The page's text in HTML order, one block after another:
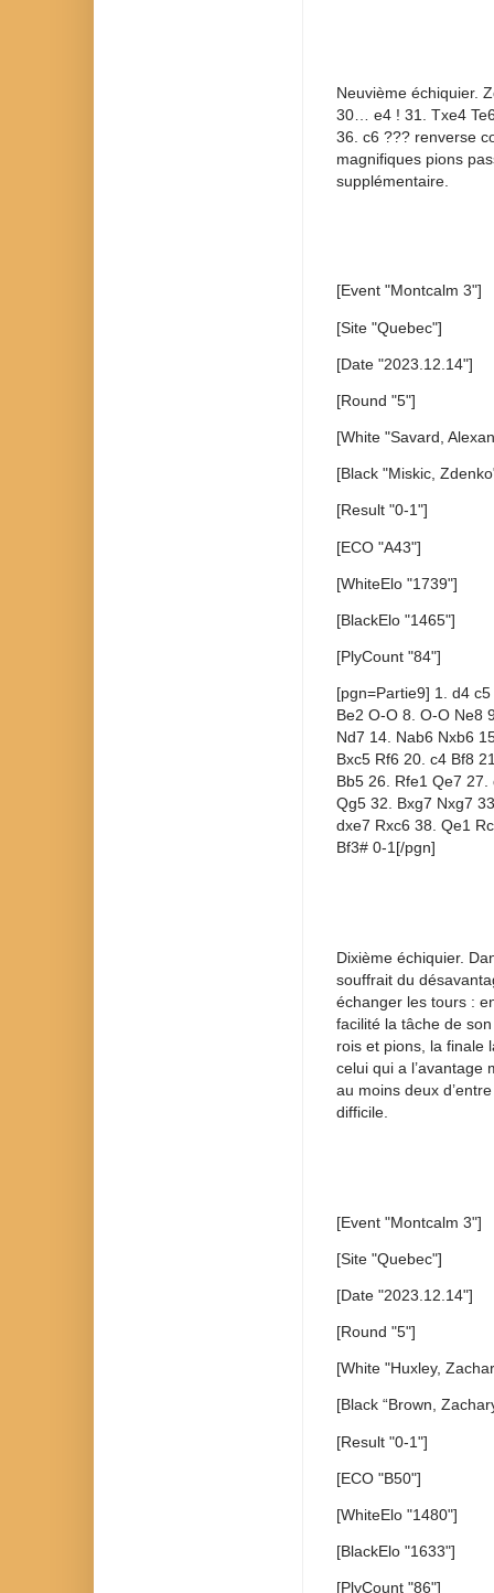
Neuvième échiquier.
30… e4 ! 31. Txe4
36. c6 ??? renverse
magnifiques pions
supplémentaire.
[Event "Montcalm 3"]
[Site "Quebec"]
[Date "2023.12.14"]
[Round "5"]
[White "Savard,
[Black "Miskic,
[Result "0-1"]
[ECO "A43"]
[WhiteElo "1739"]
[BlackElo "1465"]
[PlyCount "84"]
[pgn=Partie9] 1. d4
Be2 O-O 8. O-O Ne8
Nd7 14. Nab6 Nxb6
Bxc5 Rf6 20. c4 Bf8
Bb5 26. Rfe1 Qe7
Qg5 32. Bxg7 Nxg7
dxe7 Rxc6 38. Qe1
Bf3# 0-1[/pgn]
Dixième échiquier.
souffrait du
échanger les tours :
facilité la tâche de
rois et pions, la finale
celui qui a l’avantage
au moins deux
difficile.
[Event "Montcalm 3"]
[Site "Quebec"]
[Date "2023.12.14"]
[Round "5"]
[White "Huxley,
[Black “Brown,
[Result "0-1"]
[ECO "B50"]
[WhiteElo "1480"]
[BlackElo "1633"]
[PlyCount "86"]